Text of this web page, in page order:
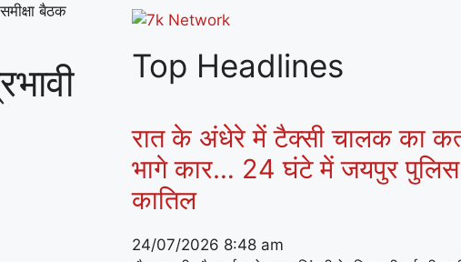
बैठक
Top Headlines
रात के अंधेरे में टैक्सी चालक का
भागे कार… 24 घंटे में जयपुर पुलिस
कातिल
24/07/2026 8:48 am